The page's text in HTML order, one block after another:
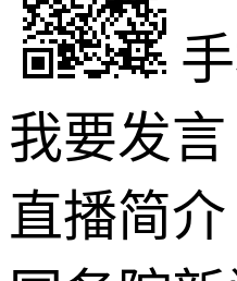
我要发言
直播简介